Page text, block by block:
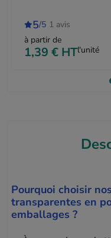
5/5 1 avis
à partir de
1,39 € HTl'unité
Pourquoi choisir
transparentes en
emballages ?